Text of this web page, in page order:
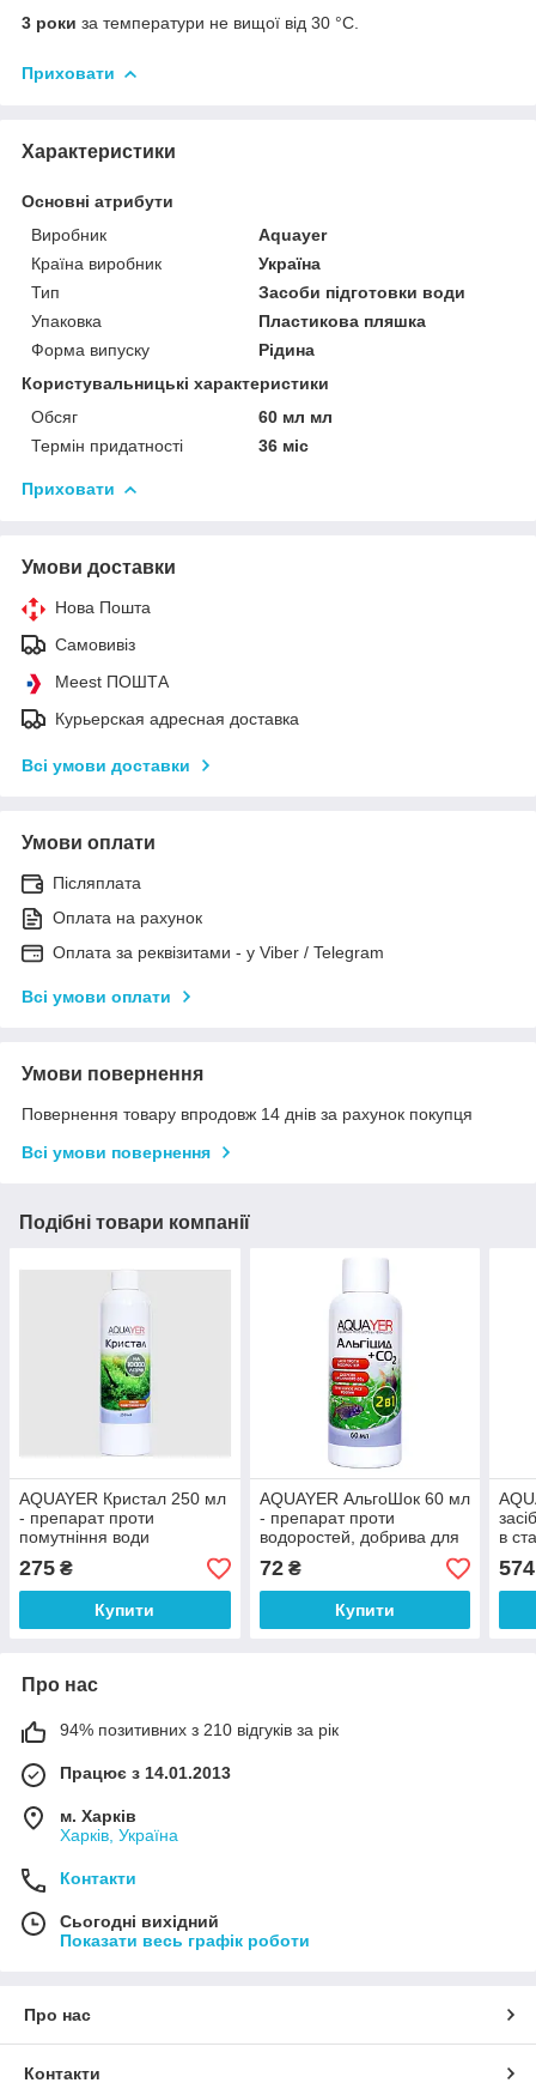
3 роки за температури не вищої від 30 °C.
Приховати
Характеристики
Основні атрибути
Виробник
Aquayer
Країна виробник
Україна
Тип
Засоби підготовки води
Упаковка
Пластикова пляшка
Форма випуску
Рідина
Користувальницькі характеристики
Обсяг
60 мл мл
Термін придатності
36 міс
Приховати
Умови доставки
Нова Пошта
Самовивіз
Meest ПОШТА
Курьерская адресная доставка
Всі умови доставки
Умови оплати
Післяплата
Оплата на рахунок
Оплата за реквізитами - у Viber / Telegram
Всі умови оплати
Умови повернення
Повернення товару впродовж 14 днів за рахунок покупця
Всі умови повернення
Подібні товари компанії
AQUAYER Кристал 250 мл
- препарат проти
помутніння води
275 ₴
Купити
AQUAYER АльгоШок 60 мл
- препарат проти
водоростей, добрива для
рослин, препарат для
акваріума
72₴
Купити
в
574
Про нас
94% позитивних з 210 відгуків за рік
Працює з 14.01.2013
м. Харків
Харків, Україна
Контакти
Сьогодні вихідний
Показати весь графік роботи
Про нас
Контакти